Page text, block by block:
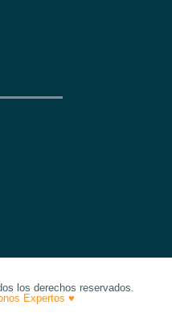
los derechos reservados.
Expertos ♥